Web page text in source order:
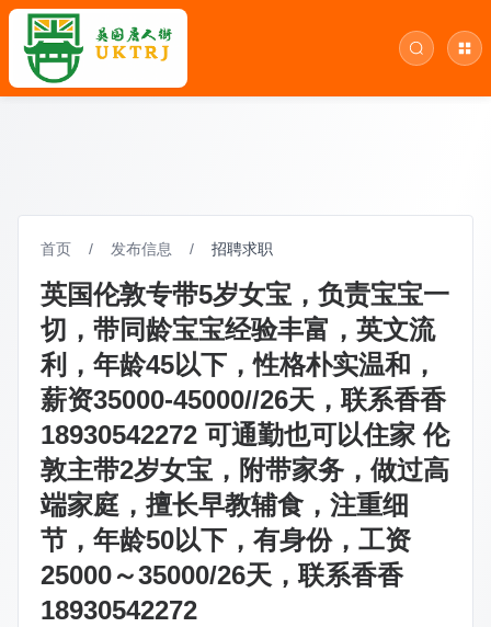
首页 / 发布信息 / 招聘求职
英国伦敦专带5岁女宝，负责宝宝一
切，带同龄宝宝经验丰富，英文流
利，年龄45以下，性格朴实温和，
薪资35000-45000//26天，联系香香
18930542272 可通勤也可以住家 伦
敦主带2岁女宝，附带家务，做过高
端家庭，擅长早教辅食，注重细
节，年龄50以下，有身份，工资
25000～35000/26天，联系香香
18930542272